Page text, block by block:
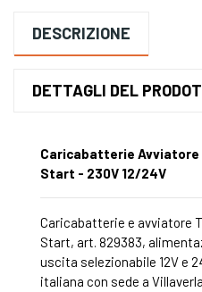
DESCRIZIONE
DETTAGLI DEL
Caricabatterie Avviatore
Start - 230V 12/24V
Caricabatterie e avviatore
Start, art. 829383,
uscita selezionabile 12V e
italiana con sede a